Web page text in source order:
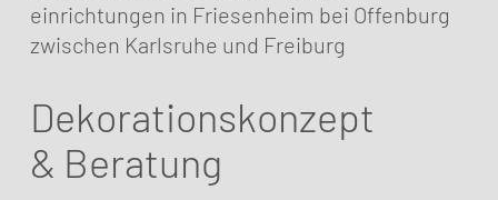
Dekorationskonzept
& Beratung